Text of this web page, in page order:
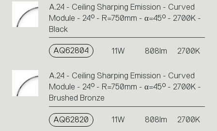
A.24 - Ceiling Sharping Emission - Curved
Module - 24° - R=750mm - α=45° - 2700K -
Black
AQ62804 11W 808lm 2700K
A.24 - Ceiling Sharping Emission - Curved
Module - 24° - R=750mm - α=45° - 2700K -
Brushed Bronze
AQ62820 11W 808lm 2700K